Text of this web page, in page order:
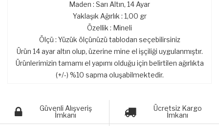
Maden : Sarı Altın, 14 Ayar
Yaklaşık Ağırlık : 1,00 gr
Özellik : Mineli
Ölçü : Yüzük ölçünüzü tablodan seçebilirsiniz
Ürün 14 ayar altın olup, üzerine mine el işçiliği uygulanmıştır.
Ürünlerimizin tamamı el yapımı olduğu için belirtilen ağırlıkta
(+/-) %10 sapma oluşabilmektedir.
Güvenli Alışveriş
İmkanı
Ücretsiz Kargo
İmkanı